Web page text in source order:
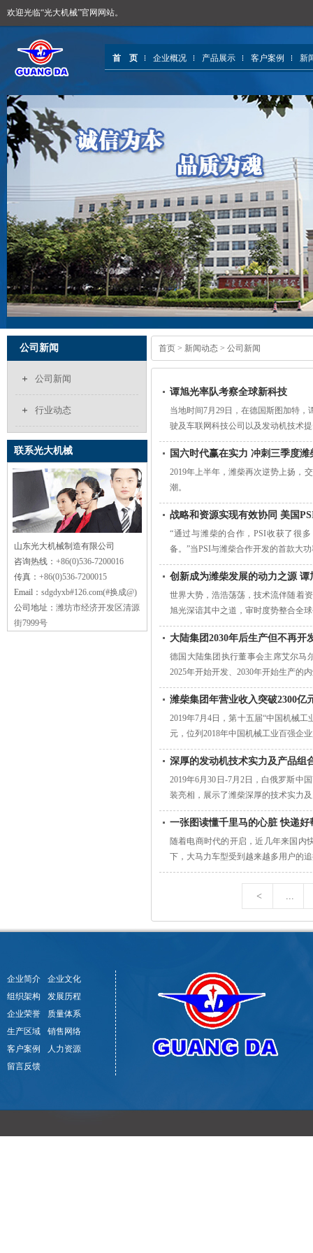
欢迎光临“光大机械”官网网站。
首 页 企业概况 产品展示 客户案例 新
公司新闻
公司新闻
行业动态
联系光大机械
山东光大机械制造有限公司
咨询热线： +86(0)536-7200016
传真： +86(0)536-7200015
Email： sdgdyxb#126.com(#换成@)
公司地址： 潍坊市经济开发区清源
街7999号
首页 > 新闻动态 > 公司新闻
谭旭光率队考察全球新科技
当地时间7月29日，在德国斯图加特
驶及车联网科技公司以及发动机技术
国六时代赢在实力 冲刺三季度潍
2019年上半年，潍柴再次逆势上扬，
潮。
战略和资源实现有效协同 美国
“通过与潍柴的合作，PSI收获了很
备。”当PSI与潍柴合作开发的首款大
创新成为潍柴发展的动力之源 谭
世界大势，浩浩荡荡，技术流伴随着
旭光深谙其中之道，审时度势整合全
大陆集团2030年后生产但不再开
德国大陆集团执行董事会主席艾尔马
2025年开始开发、2030年开始生产的
潍柴集团年营业收入突破2300亿
2019年7月4日，第十五届“中国机械
元，位列2018年中国机械工业百强企
深厚的发动机技术实力及产品组
2019年6月30日-7月2日，白俄罗斯中
装亮相，展示了潍柴深厚的技术实力
一张图读懂千里马的心脏 快递
随着电商时代的开启，近几年来国内
下，大马力车型受到越来越多用户的
< ...
企业简介
企业文化
组织架构
发展历程
企业荣誉
质量体系
生产区域
销售网络
客户案例
人力资源
留言反馈